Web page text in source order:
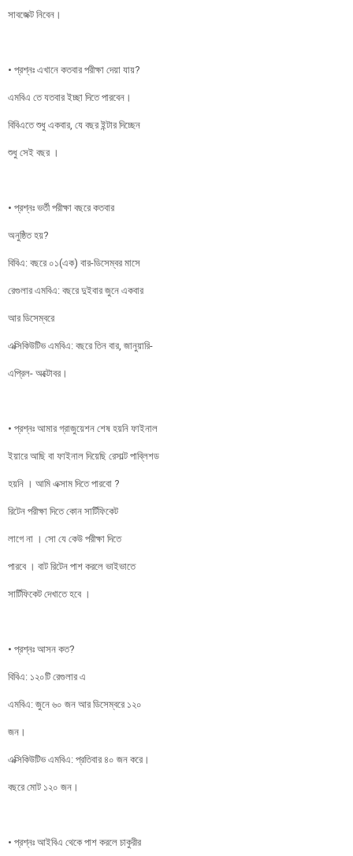
সাবজেক্ট নিবেন।
• প্রশ্নঃ এখানে কতবার পরীক্ষা দেয়া যায়?
এমবিএ তে যতবার ইচ্ছা দিতে পারবেন।
বিবিএতে শুধু একবার, যে বছর ইন্টার দিচ্ছেন
শুধু সেই বছর ।
• প্রশ্নঃ ভর্তী পরীক্ষা বছরে কতবার
অনুষ্ঠিত হয়?
বিবিএ: বছরে ০১(এক) বার-ডিসেম্বর মাসে
রেগুলার এমবিএ: বছরে দুইবার জুনে একবার
আর ডিসেম্বরে
এক্সিকিউটিভ এমবিএ: বছরে তিন বার, জানুয়ারি-
এপ্রিল- অক্টোবর।
• প্রশ্নঃ আমার গ্রাজুয়েশন শেষ হয়নি ফাইনাল
ইয়ারে আছি বা ফাইনাল দিয়েছি রেসাল্ট পাব্লিশড
হয়নি । আমি এক্সাম দিতে পারবো ?
রিটেন পরীক্ষা দিতে কোন সার্টিফিকেট
লাগে না । সো যে কেউ পরীক্ষা দিতে
পারবে । বাট রিটেন পাশ করলে ভাইভাতে
সার্টিফিকেট দেখাতে হবে ।
• প্রশ্নঃ আসন কত?
বিবিএ: ১২০টি রেগুলার এ
এমবিএ: জুনে ৬০ জন আর ডিসেম্বরে ১২০
জন।
এক্সিকিউটিভ এমবিএ: প্রতিবার ৪০ জন করে।
বছরে মোট ১২০ জন।
• প্রশ্নঃ আইবিএ থেকে পাশ করলে চাকুরীর